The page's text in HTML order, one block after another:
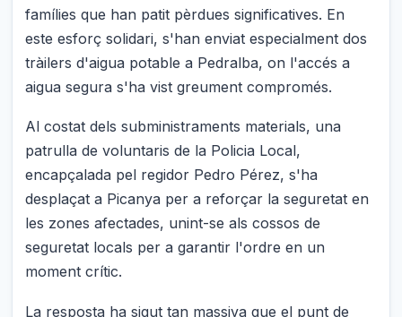
famílies que han patit pèrdues significatives. En
este esforç solidari, s'han enviat especialment dos
tràilers d'aigua potable a Pedralba, on l'accés a
aigua segura s'ha vist greument compromés.
Al costat dels subministraments materials, una
patrulla de voluntaris de la Policia Local,
encapçalada pel regidor Pedro Pérez, s'ha
desplaçat a Picanya per a reforçar la seguretat en
les zones afectades, unint-se als cossos de
seguretat locals per a garantir l'ordre en un
moment crític.
La resposta ha sigut tan massiva que el punt de